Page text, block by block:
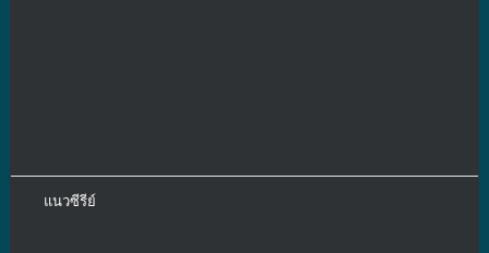
แนวซีรีย์